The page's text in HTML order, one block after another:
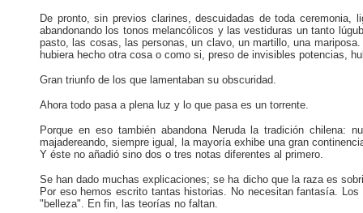
De pronto, sin previos clarines, descuidadas de toda
abandonando los tonos melancólicos y las vestiduras un tanto
pasto, las cosas, las personas, un clavo, un martillo, una
hubiera hecho otra cosa o como si, preso de invisibles potencias,
Gran triunfo de los que lamentaban su obscuridad.
Ahora todo pasa a plena luz y lo que pasa es un torrente.
Porque en eso también abandona Neruda la tradición chilena:
majadereando, siempre igual, la mayoría exhibe una gran
Y éste no añadió sino dos o tres notas diferentes al primero.
Se han dado muchas explicaciones; se ha dicho que la raza es
Por eso hemos escrito tantas historias. No necesitan fantasía.
"belleza". En fin, las teorías no faltan.